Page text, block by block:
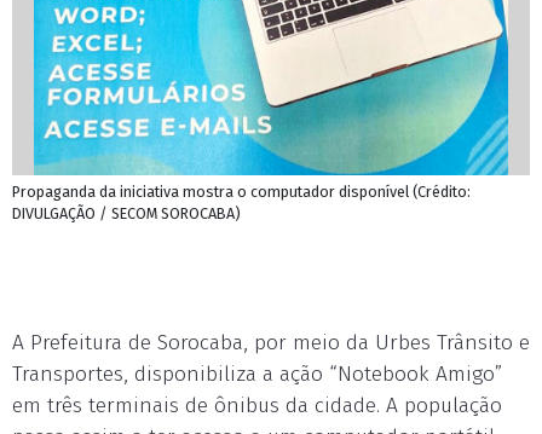
Propaganda da iniciativa mostra o computador disponível (Crédito:
DIVULGAÇÃO / SECOM SOROCABA)
A Prefeitura de Sorocaba, por meio da Urbes Trânsito e
Transportes, disponibiliza a ação “Notebook Amigo”
em três terminais de ônibus da cidade. A população